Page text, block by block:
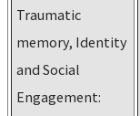
Traumatic
memory, Identity
and Social
Engagement: